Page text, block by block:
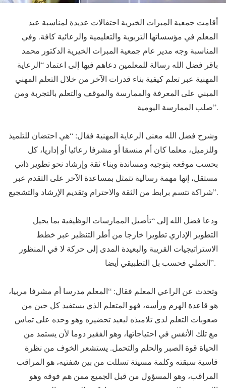
أقامت جمعية المبرات الخيرية احتفالات عديدة لمناسبة عيد
المعلم في مؤسساتها التربوية والتعليمية والرعائية كافة. وفي
المناسبة وجه مدير عام جمعية المبرات الخيرية الدكتور محمد
باقر فضل الله رسالة للمعلمين دعاهم فيها إلى اعتماد “الرعاية
المهنية عبر تعلم كيفية بناء قدرات الآخر من خلال التعلم المهني
المبني على المعرفة والممارسة والموقف والتعلم بالتجربة ومن
صلب الممارسة اليومية”.
وشرح فضل الله معنى الرعاية المهنية فقال: “هي احتضان للتلميذ
وللزميل، معلما كان أم منسقا أو مشرفا رعائيا أو إداريا، كل
بحسب موقعه بتوجيه ومساندة وبناء ثقة وإرشاد نحو تطوير ذاتي
مستقل، إنها مهمة رسالية تتمثل بمساعدة الآخر على التقدم عبر
شراكة تتسم برابط من الثقة والاحترام وتقديم الإرشاد والتشجيع”.
ودعا فضل الله إلى “تأصيل الممارسات الوظيفية بما يحيل
التطوير الإداري تطويرا خارجا من أطر التنظير عبر خطط
الاستراتيجيات القريبة والبعيدة المدى إلى حركة لا في المنظور
العملي فحسب بل التطبيقي أيضا”.
وتحدث عن الراعي المعلم فقال: “المعلم مدرسا أم مشرفا مربيا،
هو قاعدة الهرم ورأسه، فهو المتعلم الذي يستفيد كل حين من
صعوبات التعلم لدى تلاميذه ليعيد تحضيره وهو وحده على تماس
مع تلك الأنفس في احتياجاتها، وهو الفقير دوما لأن يستمد من
الحياة قوة الصبر والحلم والتحمل. يستشعر الخوف من نظرة
قاسية سبقته وكلمة مسيئة تسللت من بين شفتيه، هو المراقب
المراقب، وهو المسؤول من قبل الجميع ممن هم فوقه وهو